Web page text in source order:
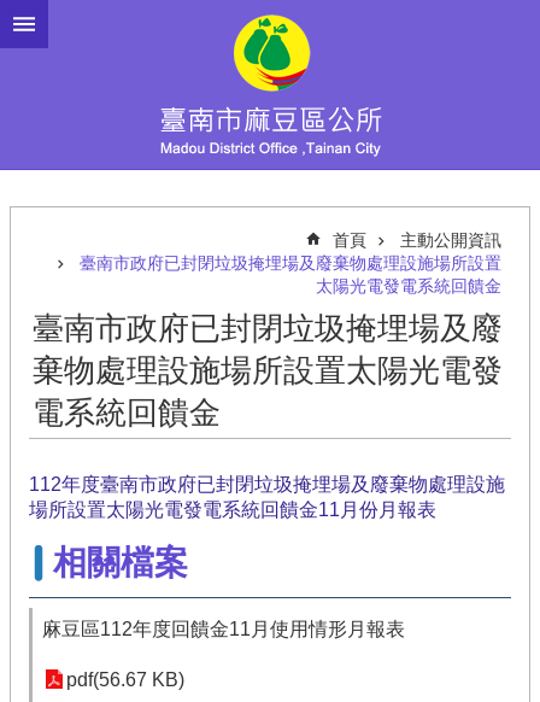
跳到主要內容區塊
首頁
主動公開資訊
臺南市政府已封閉垃圾掩埋場及廢棄物處理設施場所設置
太陽光電發電系統回饋金
臺南市政府已封閉垃圾掩埋場及廢
棄物處理設施場所設置太陽光電發
電系統回饋金
112年度臺南市政府已封閉垃圾掩埋場及廢棄物處理設施
場所設置太陽光電發電系統回饋金11月份月報表
相關檔案
麻豆區112年度回饋金11月使用情形月報表
pdf(56.67 KB)